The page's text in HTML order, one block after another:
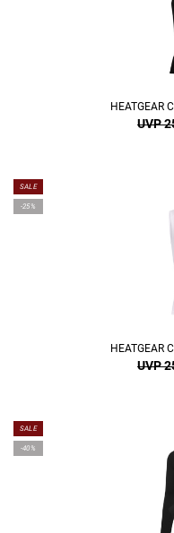
HEATGEAR
UVP
SALE
-25%
HEATGEAR
UVP
SALE
-40%